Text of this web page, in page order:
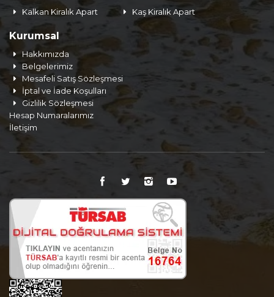
Kalkan Kiralık Apart Kaş Kiralık Apart
Kurumsal
Hakkımızda
Belgelerimiz
Mesafeli Satış Sözleşmesi
İptal ve İade Koşulları
Gizlilik Sözleşmesi
Hesap Numaralarımız
İletişim